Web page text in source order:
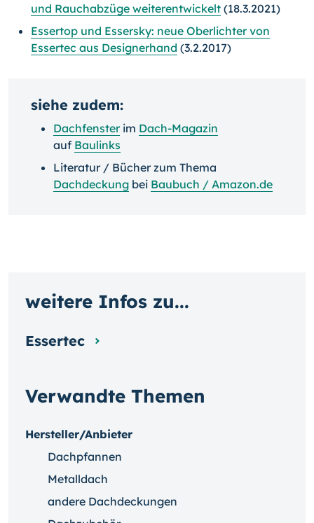
und Rauchabzüge weiterentwickelt (18.3.2021)
Essertop und Essersky: neue Oberlichter von
Essertec aus Designerhand (3.2.2017)
siehe zudem:
Dachfensterim Dach-Magazin
auf Baulinks
Literatur / Bücher zum Thema
Dachdeckung bei Baubuch / Amazon.de
Verwandte Themen
Hersteller/Anbieter
Dachpfannen
Metalldach
andere Dachdeckungen
weitere Infos zu...
Essertec